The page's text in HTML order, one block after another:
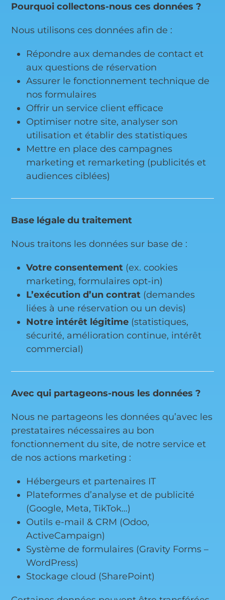
Pourquoi collectons-nous ces données ?
Nous utilisons ces données afin de :
Répondre aux demandes de contact et
aux questions de réservation
Assurer le fonctionnement technique de
nos formulaires
Offrir un service client efficace
Optimiser notre site, analyser son
utilisation et établir des statistiques
Mettre en place des campagnes
marketing et remarketing (publicités et
audiences ciblées)
Base légale du traitement
Nous traitons les données sur base de :
Votre consentement (ex. cookies
marketing, formulaires opt-in)
L’exécution d’un contrat (demandes
liées à une réservation ou un devis)
Notre intérêt légitime (statistiques,
sécurité, amélioration continue, intérêt
commercial)
Avec qui partageons-nous les données ?
Nous ne partageons les données qu’avec les
prestataires nécessaires au bon
fonctionnement du site, de notre service et
de nos actions marketing :
Hébergeurs et partenaires IT
Plateformes d’analyse et de publicité
(Google, Meta, TikTok…)
Outils e-mail & CRM (Odoo,
ActiveCampaign)
Système de formulaires (Gravity Forms –
WordPress)
Stockage cloud (SharePoint)